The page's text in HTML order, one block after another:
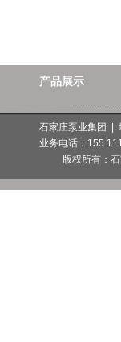
产品展示
石家庄泵业集团 |
业务电话：155
版权所有：